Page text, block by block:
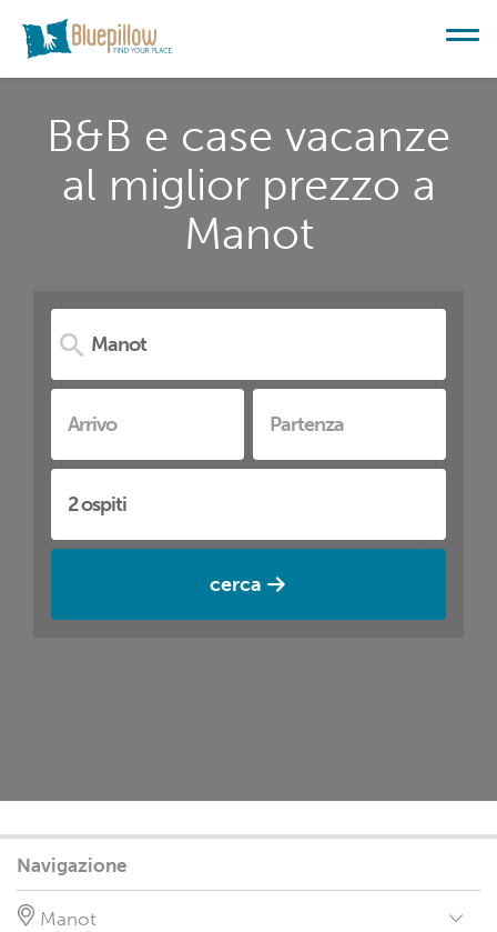
B&B e case vacanze
al miglior prezzo a
Manot
cerca
Navigazione
Manot